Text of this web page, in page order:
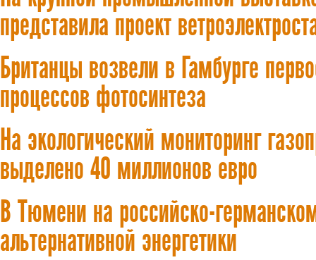
представила проект
Британцы возвели в Гамбурге
процессов фотосинтеза
На экологический мониторинг
выделено 40 миллионов евро
В Тюмени на российско-
альтернативной энергетики